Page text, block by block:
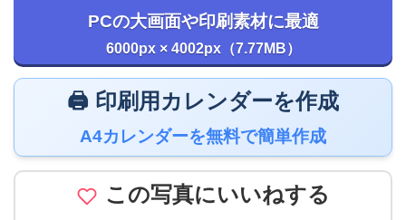
PCの大画面や印刷素材に最適
6000px × 4002px（7.77MB）
🖨️ 印刷用カレンダーを作成
A4カレンダーを無料で簡単作成
この写真にいいねする